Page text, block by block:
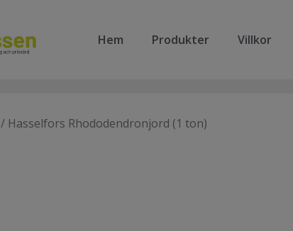
Hem Produkter Villkor
/ Hasselfors Rhododendronjord (1 ton)